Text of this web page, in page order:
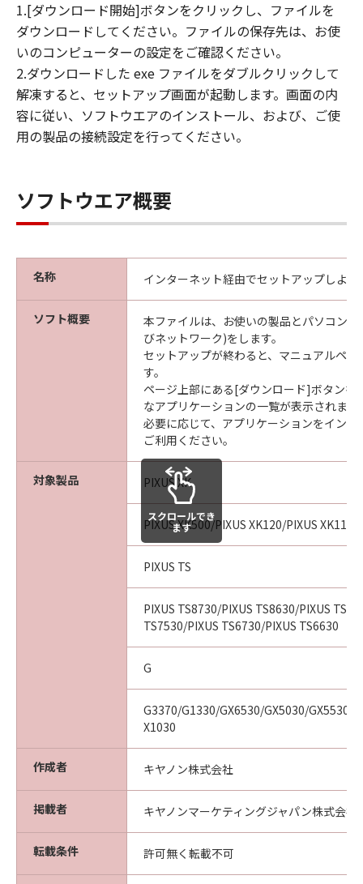
1.[ダウンロード開始]ボタンをクリックし、ファイルを
ダウンロードしてください。ファイルの保存先は、お使
いのコンピューターの設定をご確認ください。
2.ダウンロードした exe ファイルをダブルクリックして
解凍すると、セットアップ画面が起動します。画面の内
容に従い、ソフトウエアのインストール、および、ご使
用の製品の接続設定を行ってください。
ソフトウエア概要
名称 インターネット経由でセットアップしよう
ソフト概要
本ファイルは、お使いの製品とパソコン
びネットワーク)をします。
セットアップが終わると、マニュアルペー
す。
ページ上部にある[ダウンロード]ボタンを
なアプリケーションの一覧が表示されます
必要に応じて、アプリケーションをイン
ご利用ください。
対象製品 PIXUS XK
PIXUS XK500/PIXUS XK120/PIXUS XK110/
PIXUS TS
PIXUS TS8730/PIXUS TS8630/PIXUS
TS7530/PIXUS TS6730/PIXUS TS6630
G
G3370/G1330/GX6530/GX5030/GX5530/
X1030
作成者 キヤノン株式会社
掲載者 キヤノンマーケティングジャパン株式会社
転載条件 許可無く転載不可
スクロールでき
ます